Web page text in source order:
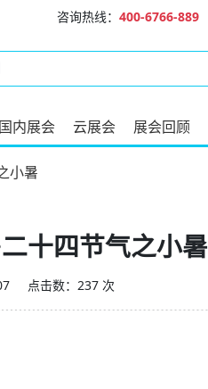
咨询热线： 400-6766-889
国内展会 云展会 展会回顾
小暑
十四节气之小暑
点击数：237 次